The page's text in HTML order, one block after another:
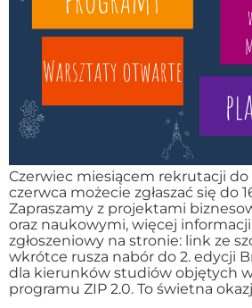
Czerwiec miesiącem rekrutacji do
czerwca możecie zgłaszać się do
Zapraszamy z projektami
oraz naukowymi, więcej
zgłoszeniowy na stronie: link ze
wkrótce rusza nabór do 2. edycji
dla kierunków studiów objętych
programu ZIP 2.0. To świetna